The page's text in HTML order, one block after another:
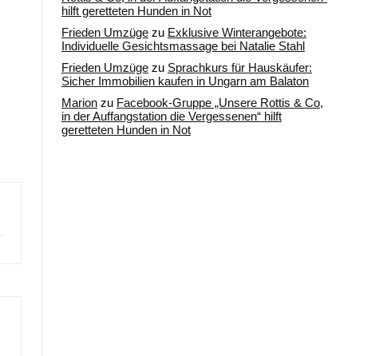
hilft geretteten Hunden in Not
Frieden Umzüge zu Exklusive Winterangebote:
Individuelle Gesichtsmassage bei Natalie Stahl
Frieden Umzüge zu Sprachkurs für Hauskäufer:
Sicher Immobilien kaufen in Ungarn am Balaton
Marion zu Facebook-Gruppe „Unsere Rottis & Co,
in der Auffangstation die Vergessenen“ hilft
geretteten Hunden in Not